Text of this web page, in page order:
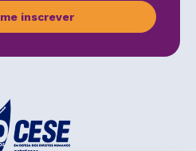
inscrever